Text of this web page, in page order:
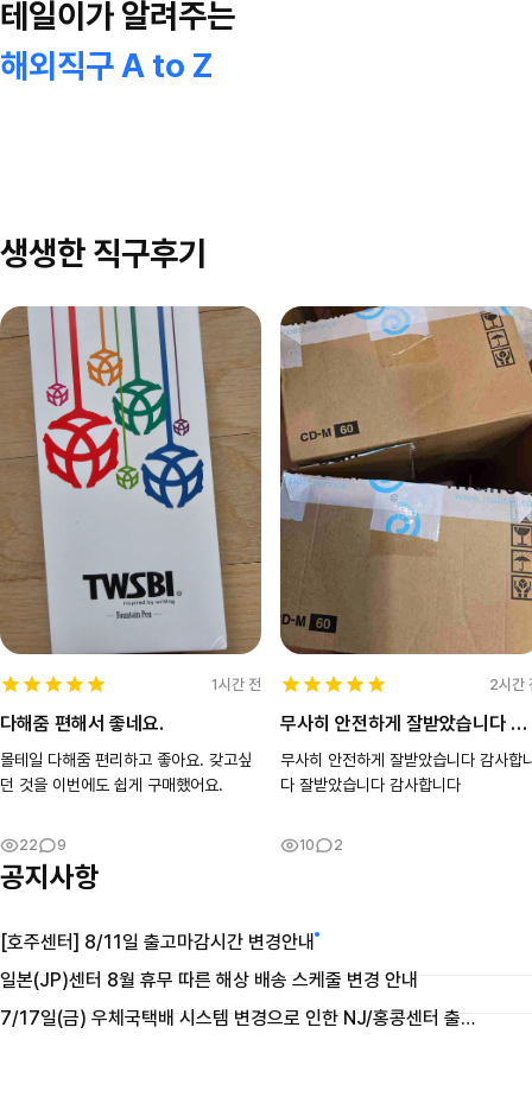
테일이가 알려주는
해외직구 A to Z
생생한 직구후기
1시간 전
다해줌 편해서 좋네요.
몰테일 다해줌 편리하고 좋아요. 갖고싶
던 것을 이번에도 쉽게 구매했어요.
22 9
2시간
무사히 안전하게 잘받았습니다 감사합니다 잘받았습니다 감사합니다
무사히 안전하게 잘받았습니다 감사합
다 잘받았습니다 감사합니다
10 2
공지사항
[호주센터] 8/11일 출고마감시간 변경안내
일본(JP)센터 8월 휴무 따른 해상 배송 스케줄 변경 안내
7/17일(금) 우체국택배 시스템 변경으로 인한 NJ/홍콩센터 출고 및 마감시간 변경 안내